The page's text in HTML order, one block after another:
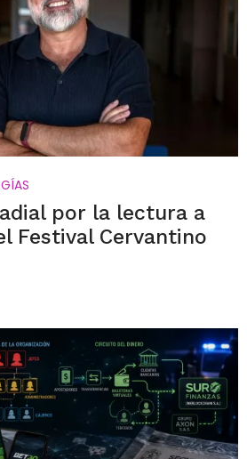
por la lectura a
Festival Cervantino